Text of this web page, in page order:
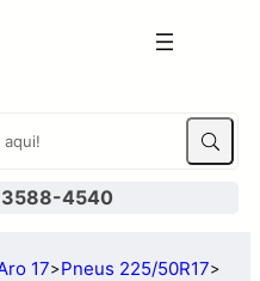
3588-4540
17>Pneus 225/50R17>